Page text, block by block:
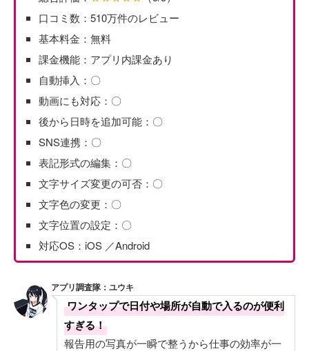
口コミ数：510万件のレビュー
基本料金：無料
課金機能：アプリ内課金あり
自動挿入：〇
動画にも対応：〇
後から日時を追加可能：〇
SNS連携：〇
表記形式の編集：〇
文字サイズ変更の可否：〇
文字色の変更：〇
文字位置の設定：〇
対応OS：iOS ／Android
アプリ調査隊：ユウキ
ワンタップで日付や場所が自動で入るのが便利
すぎる！
報告用の写真が一瞬で整うから仕事の効率が一